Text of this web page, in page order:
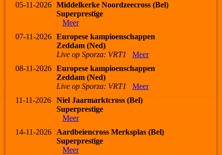
05-11-2026
Middelkerke Noordzeecross (Bel)
Superprestige
Meer
07-11-2026
Europese kampioenschappen
Zeddam (Ned)
Live op Sporza: VRT1
Meer
08-11-2026
Europese kampioenschappen
Zeddam (Ned)
Live op Sporza: VRT1
Meer
11-11-2026
Niel Jaarmarktcross (Bel)
Superprestige
Meer
14-11-2026
Aardbeiencross Merksplas (Bel)
Superprestige
Meer